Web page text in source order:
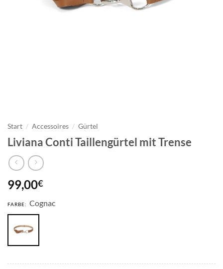
Start / Accessoires / Gürtel
Liviana Conti Taillengürtel mit Trense
99,00€
FARBE: Cognac